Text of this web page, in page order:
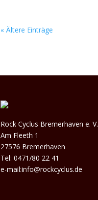
« Ältere Einträge
Rock Cyclus Bremerhaven e. V.
Am Fleeth 1
27576 Bremerhaven
Tel: 0471/80 22 41
e-mail:info@rockcyclus.de